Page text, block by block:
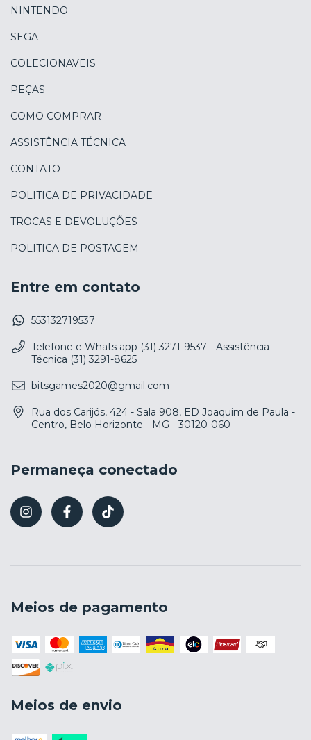
NINTENDO
SEGA
COLECIONAVEIS
PEÇAS
COMO COMPRAR
ASSISTÊNCIA TÉCNICA
CONTATO
POLITICA DE PRIVACIDADE
TROCAS E DEVOLUÇÕES
POLITICA DE POSTAGEM
Entre em contato
553132719537
Telefone e Whats app (31) 3271-9537 - Assistência
Técnica (31) 3291-8625
bitsgames2020@gmail.com
Rua dos Carijós, 424 - Sala 908, ED Joaquim de Paula -
Centro, Belo Horizonte - MG - 30120-060
Permaneça conectado
Meios de pagamento
Meios de envio